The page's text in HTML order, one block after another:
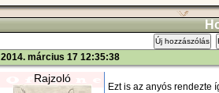
Új hozzászólás
2014. március 17 12:35:38
Rajzoló
Ezt is az anyós rendezte